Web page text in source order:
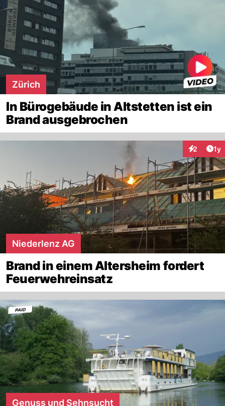
Zürich
In Bürogebäude in Altstetten ist ein
Brand ausgebrochen
2 1y
Niederlenz AG
Brand in einem Altersheim fordert
Feuerwehreinsatz
Genuss und Sehnsucht